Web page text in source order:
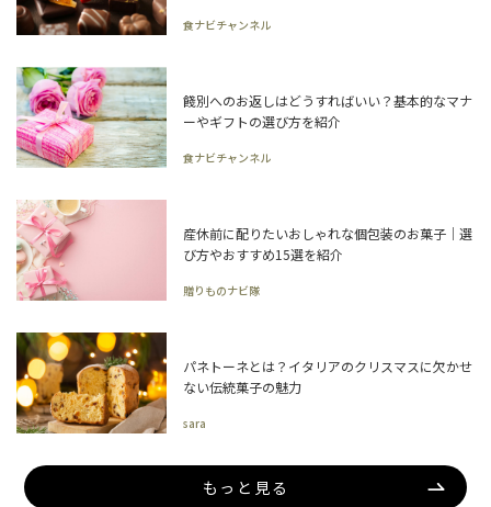
食ナビチャンネル
餞別へのお返しはどうすればいい？基本的なマナ
ーやギフトの選び方を紹介
食ナビチャンネル
産休前に配りたいおしゃれな個包装のお菓子｜選
び方やおすすめ15選を紹介
贈りものナビ隊
パネトーネとは？イタリアのクリスマスに欠かせ
ない伝統菓子の魅力
sara
もっと見る